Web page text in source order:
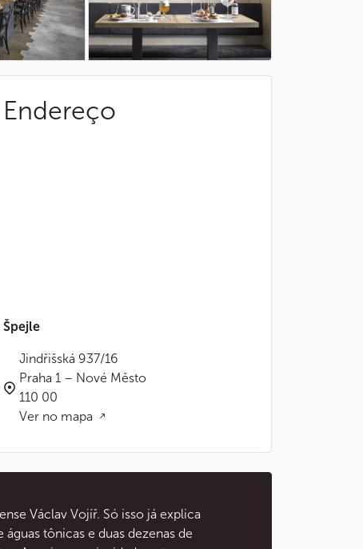
Endereço
Špejle
Jindřišská 937/16
Praha 1 – Nové Město
110 00
Ver no mapa
Václav Vojíř. Só isso já explica
tônicas e duas dezenas de